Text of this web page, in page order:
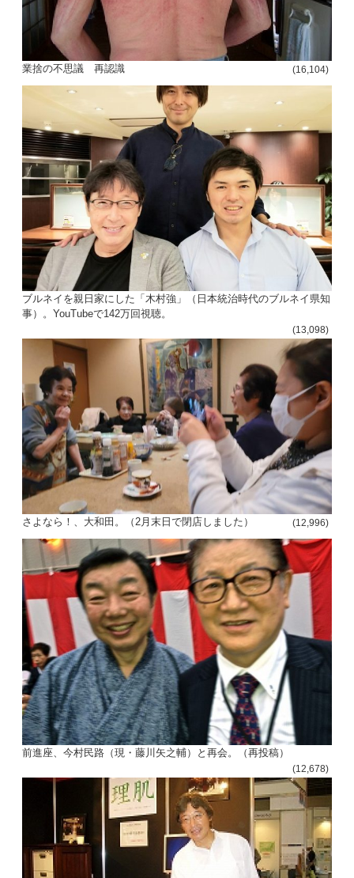
業捨の不思議 再認識 (16,104)
ブルネイを親日家にした「木村強」（日本統治時代のブルネイ県知
事）。YouTubeで142万回視聴。
(13,098)
さよなら！、大和田。（2月末日で閉店しました） (12,996)
前進座、今村民路（現・藤川矢之輔）と再会。（再投稿）
(12,678)